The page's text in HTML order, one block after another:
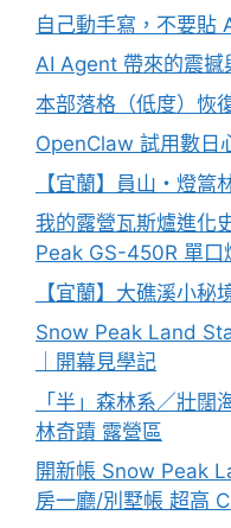
自己動手寫，不要貼
AI Agent 帶來的震撼
本部落格（低度）恢
OpenClaw 試用數日
【宜蘭】員山・燈篙
我的露營瓦斯爐進化
Peak GS-450R 單口
【宜蘭】大礁溪小秘
Snow Peak Land
｜開幕見學記
「半」森林系／壯
林奇蹟 露營區
開新帳 Snow Peak
房一廳/別墅帳 超高